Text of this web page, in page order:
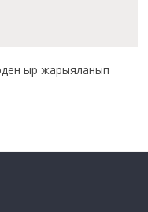
ыр жарыяланып